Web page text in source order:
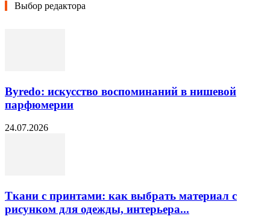
Выбор редактора
Byredo: искусство воспоминаний в нишевой
парфюмерии
24.07.2026
Ткани с принтами: как выбрать материал с
рисунком для одежды, интерьера...